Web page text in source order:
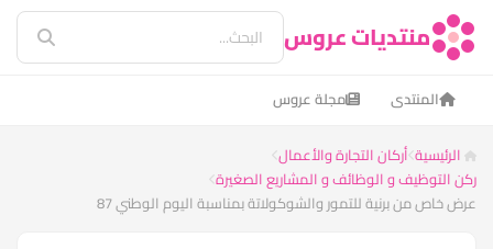
منتديات عروس
المنتدى مجلة عروس
الرئيسية أركان التجارة والأعمال
ركن التوظيف و الوظائف و المشاريع الصغيرة
عرض خاص من برنية للتمور والشوكولاتة بمناسبة اليوم الوطني 87